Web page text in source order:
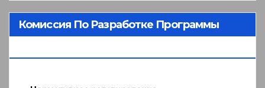
Комиссия По Разработке Программы